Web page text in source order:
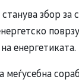
збор за
енергетиката.
меѓусебна